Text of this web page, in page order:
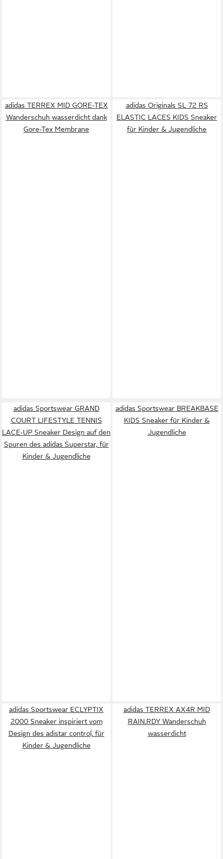
adidas TERREX MID GORE-TEX
Wanderschuh wasserdicht dank
Gore-Tex Membrane
adidas Originals SL 72 RS
ELASTIC LACES KIDS Sneaker
für Kinder & Jugendliche
adidas Sportswear GRAND
COURT LIFESTYLE TENNIS
LACE-UP Sneaker Design auf den
Spuren des adidas Superstar, für
Kinder & Jugendliche
adidas Sportswear BREAKBASE
KIDS Sneaker für Kinder &
Jugendliche
adidas Sportswear ECLYPTIX
2000 Sneaker inspiriert vom
Design des adistar control, für
Kinder & Jugendliche
adidas TERREX AX4R MID
RAIN.RDY Wanderschuh
wasserdicht